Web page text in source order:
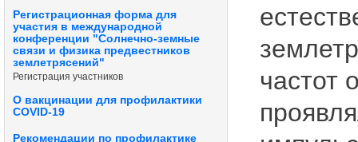
Регистрационная форма для
участия в международной
конференции "Солнечно-земные
связи и физика предвестников
землетрясений"
Регистрация участников
О вакцинации для профилактики
COVID-19
Рекомендации по профилактике
частот